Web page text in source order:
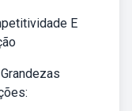
E